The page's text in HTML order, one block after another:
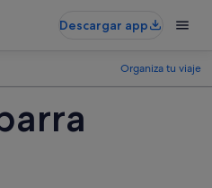
Descargar app
Organiza tu viaje